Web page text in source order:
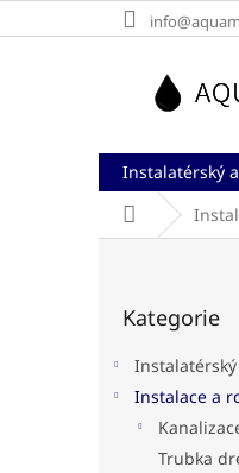
na
Instalatérský
Domů
kategorie
Kategorie
Instalace a
Trubka